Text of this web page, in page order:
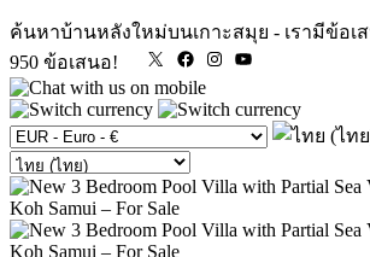
ค้นหาบ้านหลังใหม่บนเกาะสมุย - เรามีข้อเ
950 ข้อเสนอ!
X FacebookInstagram